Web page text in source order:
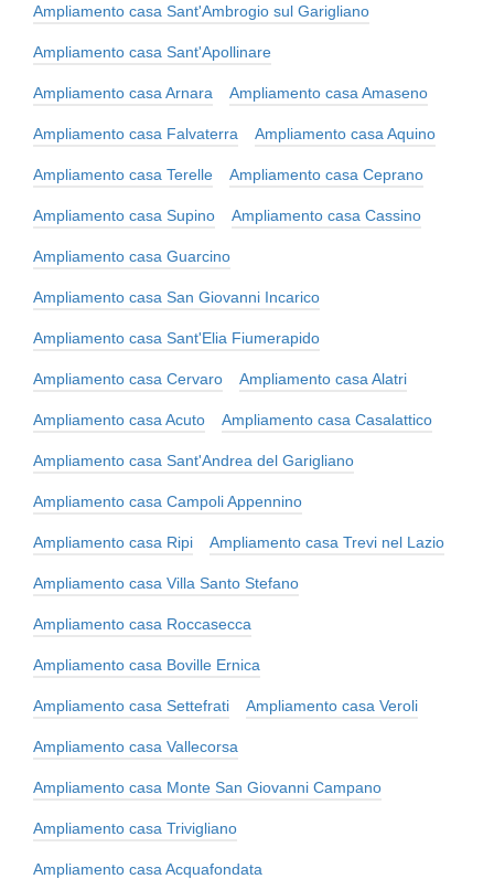
Ampliamento casa Sant'Ambrogio sul Garigliano
Ampliamento casa Sant'Apollinare
Ampliamento casa Arnara Ampliamento casa Amaseno
Ampliamento casa Falvaterra Ampliamento casa Aquino
Ampliamento casa Terelle Ampliamento casa Ceprano
Ampliamento casa Supino Ampliamento casa Cassino
Ampliamento casa Guarcino
Ampliamento casa San Giovanni Incarico
Ampliamento casa Sant'Elia Fiumerapido
Ampliamento casa Cervaro Ampliamento casa Alatri
Ampliamento casa Acuto Ampliamento casa Casalattico
Ampliamento casa Sant'Andrea del Garigliano
Ampliamento casa Campoli Appennino
Ampliamento casa Ripi Ampliamento casa Trevi nel Lazio
Ampliamento casa Villa Santo Stefano
Ampliamento casa Roccasecca
Ampliamento casa Boville Ernica
Ampliamento casa Settefrati Ampliamento casa Veroli
Ampliamento casa Vallecorsa
Ampliamento casa Monte San Giovanni Campano
Ampliamento casa Trivigliano
Ampliamento casa Acquafondata